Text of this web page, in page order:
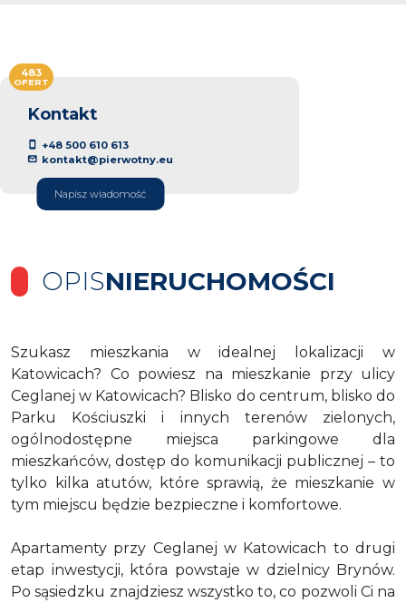
Kontakt
+48 500 610 613
kontakt@pierwotny.eu
Napisz wiadomość
483
OFERT
OPISNIERUCHOMOŚCI
Szukasz mieszkania w idealnej lokalizacji w
Katowicach? Co powiesz na mieszkanie przy ulicy
Ceglanej w Katowicach? Blisko do centrum, blisko do
Parku Kościuszki i innych terenów zielonych,
ogólnodostępne miejsca parkingowe dla
mieszkańców, dostęp do komunikacji publicznej – to
tylko kilka atutów, które sprawią, że mieszkanie w
tym miejscu będzie bezpieczne i komfortowe.
Apartamenty przy Ceglanej w Katowicach to drugi
etap inwestycji, która powstaje w dzielnicy Brynów.
Po sąsiedzku znajdziesz wszystko to, co pozwoli Ci na